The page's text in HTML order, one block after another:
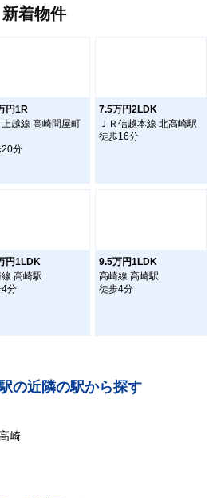
新着物件
円1R
上越線 高崎問屋町
20分
7.5万円2LDK
ＪＲ信越本線 北高崎駅
徒歩16分
円1LDK
高崎駅
4分
9.5万円1LDK
高崎線 高崎駅
徒歩4分
の近隣の駅から探す
崎